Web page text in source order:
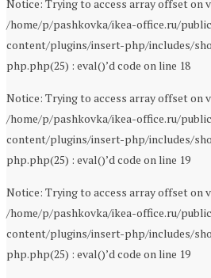
Notice: Trying to access array offset on
/home/p/pashkovka/ikea-office.ru/
content/plugins/insert-php/includes/
php.php(25) : eval()’d code on line 18
Notice: Trying to access array offset on
/home/p/pashkovka/ikea-office.ru/
content/plugins/insert-php/includes/
php.php(25) : eval()’d code on line 19
Notice: Trying to access array offset on
/home/p/pashkovka/ikea-office.ru/
content/plugins/insert-php/includes/
php.php(25) : eval()’d code on line 19